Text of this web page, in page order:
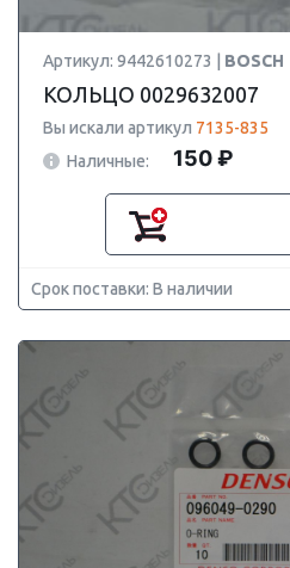
Артикул: 9442610273 | BOSCH
КОЛЬЦО 0029632007
Вы искали артикул 7135-835
Наличные:
150 ₽
Срок поставки: В наличии